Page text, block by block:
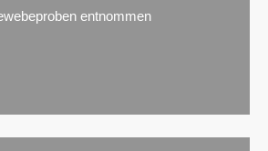
entnommen